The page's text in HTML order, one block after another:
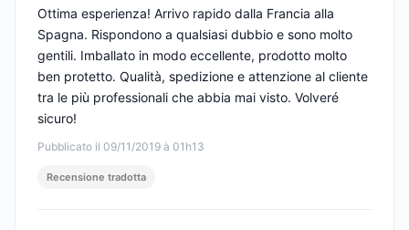
Pubblicato il 09/11/2019 à 01h13
Ottima esperienza! Arrivo rapido dalla Francia alla
Spagna. Rispondono a qualsiasi dubbio e sono molto
gentili. Imballato in modo eccellente, prodotto molto
ben protetto. Qualità, spedizione e attenzione al cliente
tra le più professionali che abbia mai visto. Volveré
sicuro!
Recensione tradotta